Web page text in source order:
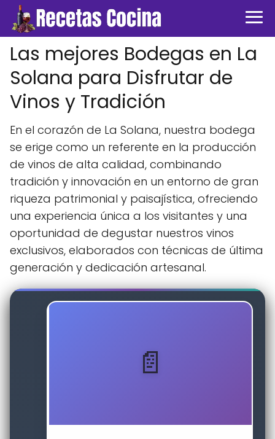
Las mejores Bodegas en La
Solana para Disfrutar de
Vinos y Tradición
En el corazón de La Solana, nuestra bodega
se erige como un referente en la producción
de vinos de alta calidad, combinando
tradición y innovación en un entorno de gran
riqueza patrimonial y paisajística, ofreciendo
una experiencia única a los visitantes y una
oportunidad de degustar nuestros vinos
exclusivos, elaborados con técnicas de última
generación y dedicación artesanal.